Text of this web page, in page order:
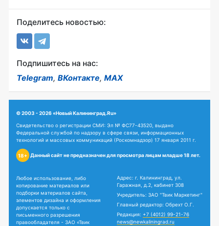
Поделитесь новостью:
Подпишитесь на нас:
Telegram, ВКонтакте, MAX
© 2003 - 2026 «Новый Калининград.Ru»
Свидетельство о регистрации СМИ: Эл № ФС77-43520, выдано
Федеральной службой по надзору в сфере связи, информационных
технологий и массовых коммуникаций (Роскомнадзор) 17 января 2011 г.
18+ Данный сайт не предназначен для просмотра лицам младше 18 лет.
Любое использование, либо
копирование материалов или
подборки материалов сайта,
элементов дизайна и оформления
допускается только с
письменного разрешения
правообладателя - ЗАО «Твик
Адрес: г. Калининград, ул.
Гаражная, д.2, кабинет 308
Учредитель: ЗАО "Твик Маркетинг"
Главный редактор: Обрехт О.Г.
Редакция: +7 (4012) 99-21-76
news@newkaliningrad.ru